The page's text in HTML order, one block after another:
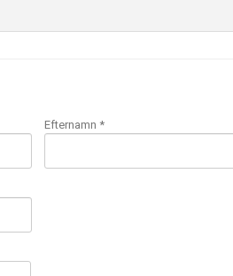
Efternamn *